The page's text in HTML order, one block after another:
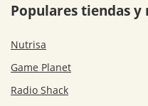
Populares tiendas y
Nutrisa
Game Planet
Radio Shack